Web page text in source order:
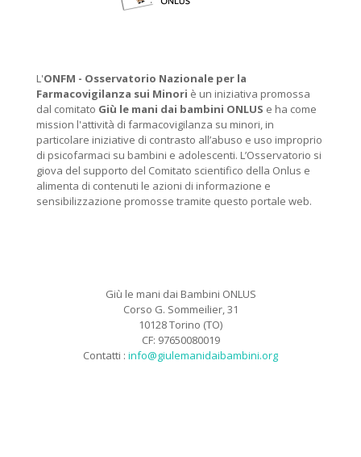
L'ONFM - Osservatorio Nazionale per la
Farmacovigilanza sui Minori è un iniziativa promossa
dal comitato Giù le mani dai bambini ONLUS e ha come
mission l'attività di farmacovigilanza su minori, in
particolare iniziative di contrasto all’abuso e uso improprio
di psicofarmaci su bambini e adolescenti. L’Osservatorio si
giova del supporto del Comitato scientifico della Onlus e
alimenta di contenuti le azioni di informazione e
sensibilizzazione promosse tramite questo portale web.
Giù le mani dai Bambini ONLUS
Corso G. Sommeilier, 31
10128 Torino (TO)
CF: 97650080019
Contatti : info@giulemanidaibambini.org